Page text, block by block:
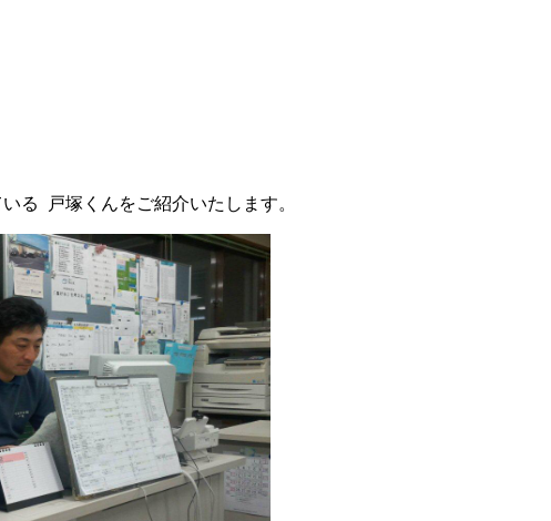
る 戸塚くんをご紹介いたします。